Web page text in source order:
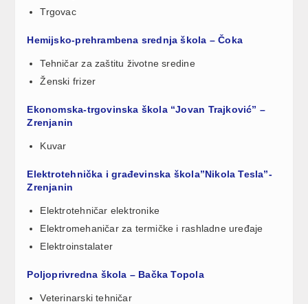
Trgovac
Hemijsko-prehrambena srednja škola – Čoka
Tehničar za zaštitu životne sredine
Ženski frizer
Ekonomska-trgovinska škola “Jovan Trajković” –
Zrenjanin
Kuvar
Elektrotehnička i građevinska škola”Nikola Tesla”-
Zrenjanin
Elektrotehničar elektronike
Elektromehaničar za termičke i rashladne uređaje
Elektroinstalater
Poljoprivredna škola – Bačka Topola
Veterinarski tehničar